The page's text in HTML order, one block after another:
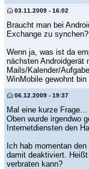
03.11.2009 - 16:02
Braucht man bei
Exchange zu synchen?
Wenn ja, was ist da
nächsten Androidgerät
Mails/Kalender/
WinMobile gewohnt bin
06.12.2009 - 19:37
Mal eine kurze Frage...
Oben wurde irgendwo
Internetdiensten den
Ich hab momentan
damit deaktiviert.
verbraten kann?